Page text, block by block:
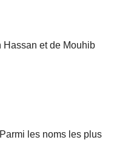
Hassan et de Mouhib
les noms les plus